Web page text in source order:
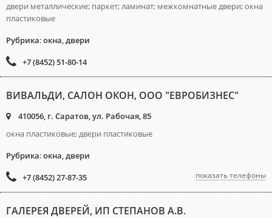
двери металлические; паркет; ламинат; межкомнатные двери; окна
пластиковые
Рубрика:окна, двери
+7 (8452) 51-80-14
ВИВАЛЬДИ, САЛОН ОКОН, ООО "ЕВРОБИЗНЕС"
410056, г. Саратов, ул. Рабочая, 85
окна пластиковые; двери пластиковые
Рубрика:окна, двери
+7 (8452) 27-87-35
показать телефоны
ГАЛЕРЕЯ ДВЕРЕЙ, ИП СТЕПАНОВ А.В.